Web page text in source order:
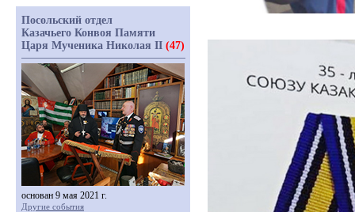
Посольский отдел
Казачьего Конвоя Памяти
Царя Мученика Николая II (47)
основан 9 мая 2021 г.
Другие события